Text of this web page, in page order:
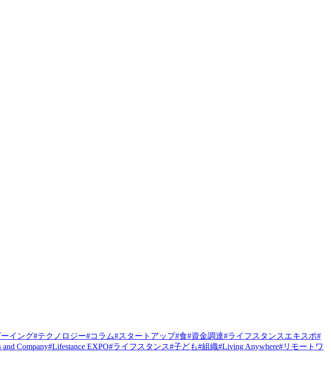
イング#テクノロジー#コラム#スタートアップ#食#資金調達#ライフスタンスエキスポ#
and Company#Lifestance EXPO#ライフスタンス#子ども#組織#Living Anywhere#リモートワ